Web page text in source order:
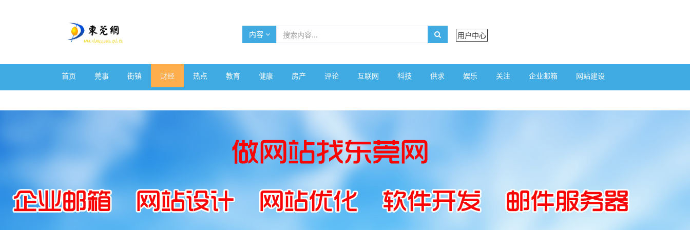
内容 用户中心
首页 莞事 街镇 财经 热点 教育 健康 房产 评论 互联网 科技 供求 娱乐 关注 企业邮箱 网站建设